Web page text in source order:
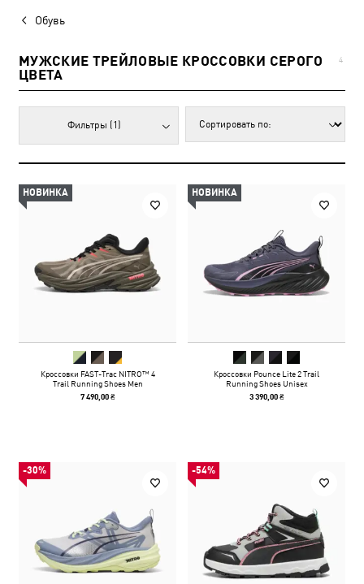
Обувь
МУЖСКИЕ ТРЕЙЛОВЫЕ КРОССОВКИ СЕРОГО
ЦВЕТА
4
Фильтры (1)
НОВИНКА
Кроссовки FAST-Trac NITRO™ 4
Trail Running Shoes Men
7 490,00 ₴
НОВИНКА
Кроссовки Pounce Lite 2 Trail
Running Shoes Unisex
3 390,00 ₴
-30% -54%